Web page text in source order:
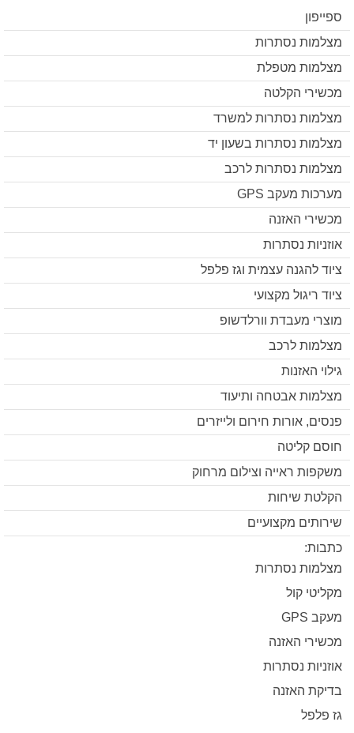
ספייפון
מצלמות נסתרות
מצלמות מטפלת
מכשירי הקלטה
מצלמות נסתרות למשרד
מצלמות נסתרות בשעון יד
מצלמות נסתרות לרכב
מערכות מעקב GPS
מכשירי האזנה
אוזניות נסתרות
ציוד להגנה עצמית וגז פלפל
ציוד ריגול מקצועי
מוצרי מעבדת וורלדשופ
מצלמות לרכב
גילוי האזנות
מצלמות אבטחה ותיעוד
פנסים, אורות חירום ולייזרים
חוסם קליטה
משקפות ראייה וצילום מרחוק
הקלטת שיחות
שירותים מקצועיים
כתבות:
מצלמות נסתרות
מקליטי קול
מעקב GPS
מכשירי האזנה
אוזניות נסתרות
בדיקת האזנה
גז פלפל